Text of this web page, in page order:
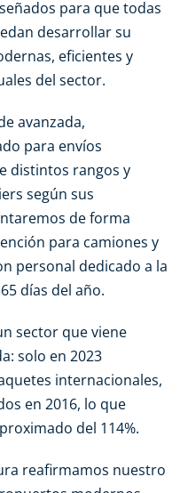
para que todas
desarrollar su
eficientes y
del sector.
avanzada,
para envíos
distintos rangos y
según sus
de forma
para camiones y
personal dedicado a la
días del año.
sector que viene
solo en 2023
internacionales,
en 2016, lo que
del 114%.
reafirmamos nuestro